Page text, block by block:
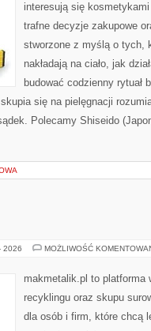
interesują się
trafne decyzje zakupowe
stworzone z myślą o tych,
nakładają na ciało, jak
budować codzienny rytuał
się na pielęgnacji
Polecamy Shiseido
2026 MOŻLIWOŚĆ
makmetalik.pl to platforma
recyklingu oraz skupu
dla osób i firm, które chcą